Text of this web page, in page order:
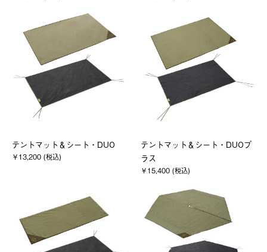
テントマット＆シート・DUO
￥13,200 (税込)
テントマット＆シート・DUOプ
ラス
￥15,400 (税込)